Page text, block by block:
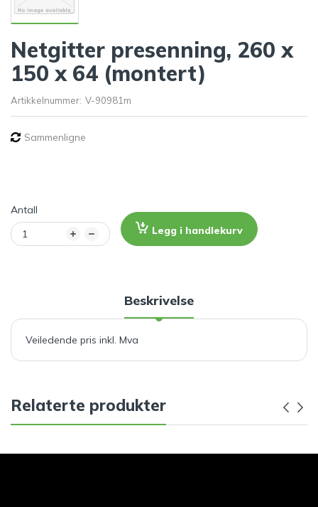
Netgitter presenning, 260 x
150 x 64 (montert)
Artikkelnummer: V-90981m
Sammenligne
Antall
Legg i handlekurv
Beskrivelse
Veiledende pris inkl. Mva
Relaterte produkter